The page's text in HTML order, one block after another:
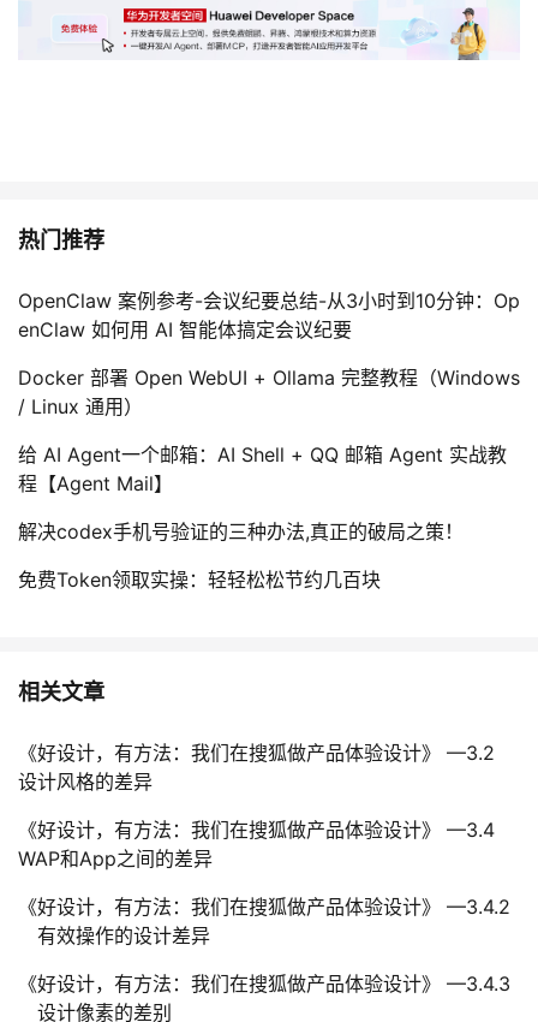
热门推荐
OpenClaw 案例参考-会议纪要总结-从3小时到10分钟：Op
enClaw 如何用 AI 智能体搞定会议纪要
Docker 部署 Open WebUI + Ollama 完整教程（Windows
/ Linux 通用）
给 AI Agent一个邮箱：AI Shell + QQ 邮箱 Agent 实战教
程【Agent Mail】
解决codex手机号验证的三种办法,真正的破局之策！
免费Token领取实操：轻轻松松节约几百块
相关文章
《好设计，有方法：我们在搜狐做产品体验设计》 —3.2
设计风格的差异
《好设计，有方法：我们在搜狐做产品体验设计》 —3.4
WAP和App之间的差异
《好设计，有方法：我们在搜狐做产品体验设计》 —3.4.2
有效操作的设计差异
《好设计，有方法：我们在搜狐做产品体验设计》 —3.4.3
设计像素的差别